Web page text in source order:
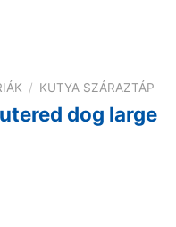
/ KUTYA SZÁRAZTÁP
dog large